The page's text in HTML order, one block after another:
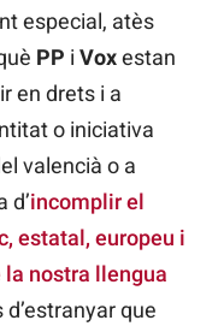
especial, atès
PP i Voxestan
en drets i a
o iniciativa
valencià o a
d’incomplir el
estatal, europeu i
nostra llengua
d’estranyar que